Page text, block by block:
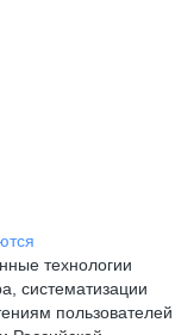
технологии
систематизации
пользователей